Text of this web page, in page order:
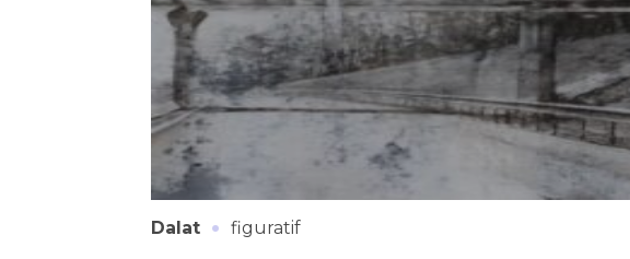
Dalat · figuratif